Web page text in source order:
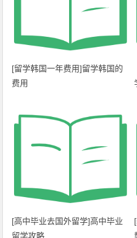
[留学韩国一年费用]留学韩国的
费用
[高中毕业去国外留学]高中毕业
留学攻略